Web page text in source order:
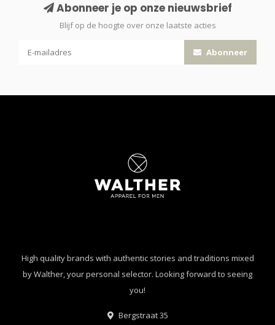
Abonneer je op onze nieuwsbrief
Blijf op de hoogte over onze laatste acties
Abonneer
High quality brands with authentic stories and traditions mixed
by Walther, your personal selector. Looking forward to seeing
you!
Bergstraat 35